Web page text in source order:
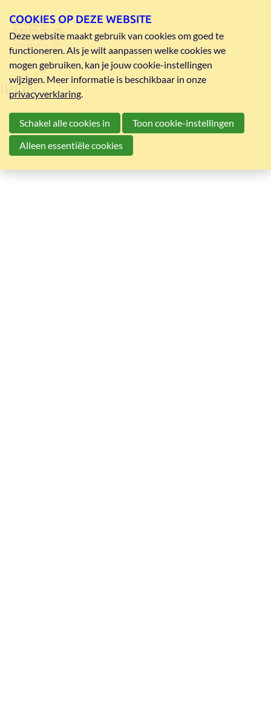
IPON
COOKIES OP DEZE WEBSITE
Deze website maakt gebruik van cookies om goed te
functioneren. Als je wilt aanpassen welke cookies we
mogen gebruiken, kan je jouw cookie-instellingen
wijzigen. Meer informatie is beschikbaar in onze
privacyverklaring.
Schakel alle cookies in
Toon cookie-instellingen
Alleen essentiële cookies